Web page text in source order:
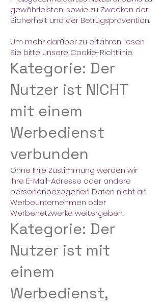
gewährleisten, sowie zu Zwecken der
Sicherheit und der Betrugsprävention.
Um mehr darüber zu erfahren, lesen
Sie bitte unsere Cookie-Richtlinie.
Kategorie: Der
Nutzer ist NICHT
mit einem
Werbedienst
verbunden
Ohne Ihre Zustimmung werden wir
Ihre E-Mail-Adresse oder andere
personenbezogenen Daten nicht an
Werbeunternehmen oder
Werbenetzwerke weitergeben.
Kategorie: Der
Nutzer ist mit
einem
Werbedienst,